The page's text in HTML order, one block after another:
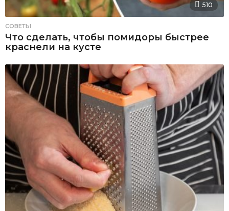
510
СОВЕТЫ
Что сделать, чтобы помидоры быстрее
краснели на кусте